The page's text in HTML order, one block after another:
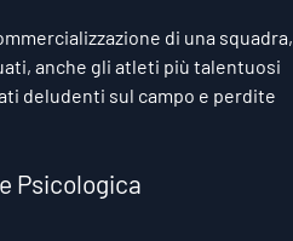
di una squadra,
anche gli atleti più talentuosi
deludenti sul campo e perdite
Psicologica